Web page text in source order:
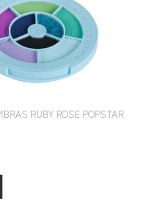
RUBY ROSE POPSTAR